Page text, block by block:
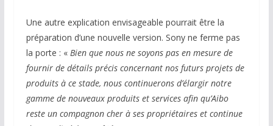
Une autre explication envisageable pourrait être la
préparation d’une nouvelle version. Sony ne ferme pas
la porte : « Bien que nous ne soyons pas en mesure de
fournir de détails précis concernant nos futurs projets de
produits à ce stade, nous continuerons d’élargir notre
gamme de nouveaux produits et services afin qu’Aibo
reste un compagnon cher à ses propriétaires et continue